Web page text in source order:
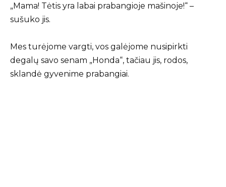
„Mama! Tėtis yra labai prabangioje mašinoje!“ –
sušuko jis.
Mes turėjome vargti, vos galėjome nusipirkti
degalų savo senam „Honda“, tačiau jis, rodos,
sklandė gyvenime prabangiai.